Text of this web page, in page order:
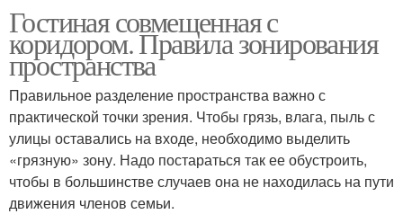
Гостиная совмещенная с
коридором. Правила зонирования
пространства
Правильное разделение пространства важно с
практической точки зрения. Чтобы грязь, влага, пыль с
улицы оставались на входе, необходимо выделить
«грязную» зону. Надо постараться так ее обустроить,
чтобы в большинстве случаев она не находилась на пути
движения членов семьи.